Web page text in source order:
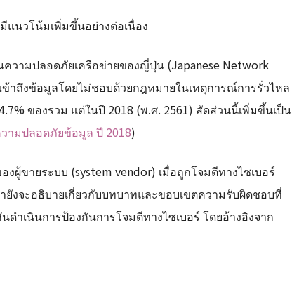
แนวโน้มเพิ่มขึ้นอย่างต่อเนื่อง
วามปลอดภัยเครือข่ายของญี่ปุ่น (Japanese Network
าถึงข้อมูลโดยไม่ชอบด้วยกฎหมายในเหตุการณ์การรั่วไหล
ของรวม แต่ในปี 2018 (พ.ศ. 2561) สัดส่วนนี้เพิ่มขึ้นเป็น
ามปลอดภัยข้อมูล ปี 2018)
ผู้ขายระบบ (system vendor) เมื่อถูกโจมตีทางไซเบอร์
งจะอธิบายเกี่ยวกับบทบาทและขอบเขตความรับผิดชอบที่
เนินการป้องกันการโจมตีทางไซเบอร์ โดยอ้างอิงจาก